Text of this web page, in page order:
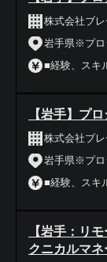
株式会社ブ
岩手県※プロ
■経験、スキ
【岩手】プ
株式会社ブ
岩手県※プロ
■経験、スキ
【岩手：リ
クニカルマ